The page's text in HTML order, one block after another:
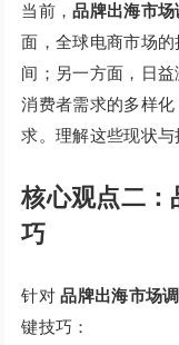
当前，品牌出海市场
面，全球电商市场
间；另一方面，日
消费者需求的多样
求。理解这些现状与
核心观点二：
巧
针对品牌出海市场
键技巧：